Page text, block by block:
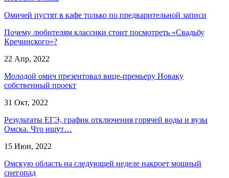
Омичей пустят в кафе только по предварительной записи
Почему любителям классики стоит посмотреть «Свадьбу
Кречинского»?
22 Апр, 2022
Молодой омич презентовал вице-премьеру Новаку
собственный проект
31 Окт, 2022
Результаты ЕГЭ, график отключения горячей воды и вузы
Омска. Что ищут…
15 Июн, 2022
Омскую область на следующей неделе накроет мощный
снегопад